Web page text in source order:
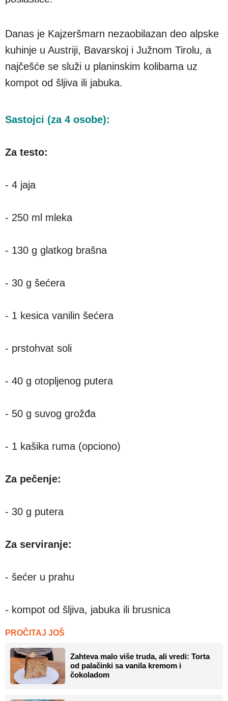
Danas je Kajzeršmarn nezaobilazan deo alpske
kuhinje u Austriji, Bavarskoj i Južnom Tirolu, a
najčešće se služi u planinskim kolibama uz
kompot od šljiva ili jabuka.
Sastojci (za 4 osobe):
Za testo:
- 4 jaja
- 250 ml mleka
- 130 g glatkog brašna
- 30 g šećera
- 1 kesica vanilin šećera
- prstohvat soli
- 40 g otopljenog putera
- 50 g suvog grožđa
- 1 kašika ruma (opciono)
Za pečenje:
- 30 g putera
Za serviranje:
- šećer u prahu
- kompot od šljiva, jabuka ili brusnica
PROČITAJ JOŠ
Zahteva malo više truda, ali vredi: Torta
od palačinki sa vanila kremom i
čokoladom